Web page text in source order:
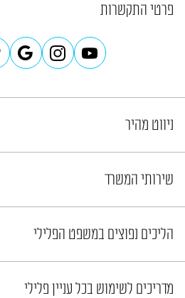
פרטי התקשרות
ניווט מהיר
שירותי המשרד
הליכים נפוצים במשפט הפלילי
מדריכים לשימוש בכל עניין פלילי